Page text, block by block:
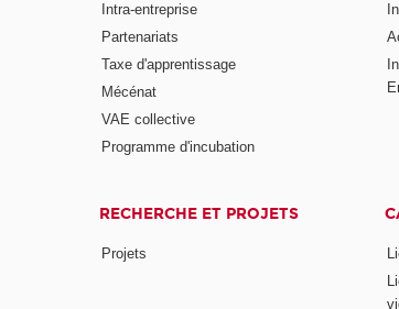
Intra-entreprise
Partenariats
Taxe d'apprentissage
Mécénat
VAE collective
Programme d'incubation
RECHERCHE ET PROJETS
Projets